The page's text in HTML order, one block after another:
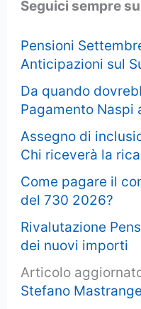
Seguici sempre
Pensioni
Anticipazioni sul
Da quando
Pagamento Naspi
Assegno di
Chi riceverà la
Come pagare il
del 730 2026?
Rivalutazione
dei nuovi importi
Articolo
Stefano